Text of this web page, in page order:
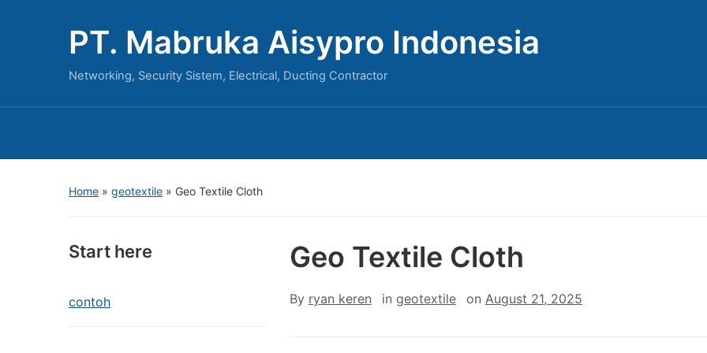
PT. Mabruka Aisypro Indonesia
Networking, Security Sistem, Electrical, Ducting Contractor
Home » geotextile » Geo Textile Cloth
Start here
contoh
Geo Textile Cloth
By ryan keren in geotextile on August 21, 2025